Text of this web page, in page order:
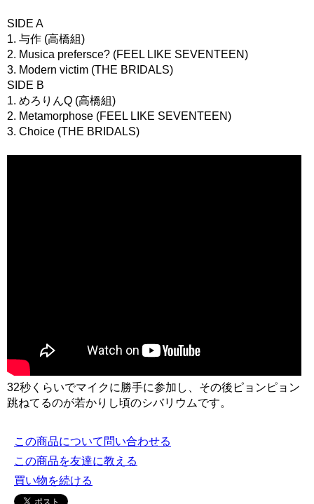
SIDE A
1. 与作 (高橋組)
2. Musica prefersce? (FEEL LIKE SEVENTEEN)
3. Modern victim (THE BRIDALS)
SIDE B
1. めろりんQ (高橋組)
2. Metamorphose (FEEL LIKE SEVENTEEN)
3. Choice (THE BRIDALS)
32秒くらいでマイクに勝手に参加し、その後ピョンピョン
跳ねてるのが若かりし頃のシバリウムです。
この商品について問い合わせる
この商品を友達に教える
買い物を続ける